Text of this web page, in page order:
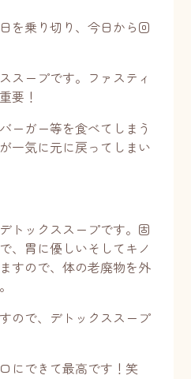
を乗り切り、今日から回
スープです。ファスティ
要！
ーガー等を食べてしまう
一気に元に戻ってしまい
トックススープです。固
、胃に優しいそしてキノ
すので、体の老廃物を外
ので、デトックススープ
にできて最高です！笑